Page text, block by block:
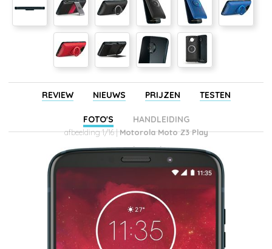
REVIEW NIEUWS PRIJZEN TESTEN
FOTO'S HANDLEIDING
afbeelding 1/16 |Motorola Moto Z3 Play
(gearchiveerd)